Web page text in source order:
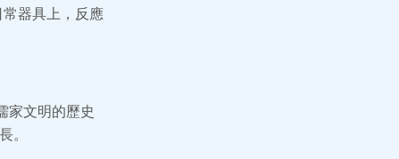
器具上，反應
家文明的歷史
。